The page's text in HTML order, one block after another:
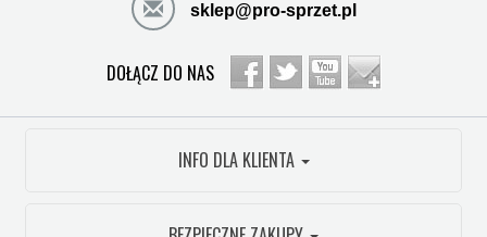
sklep@pro-sprzet.pl
DOŁĄCZ DO NAS
INFO DLA KLIENTA